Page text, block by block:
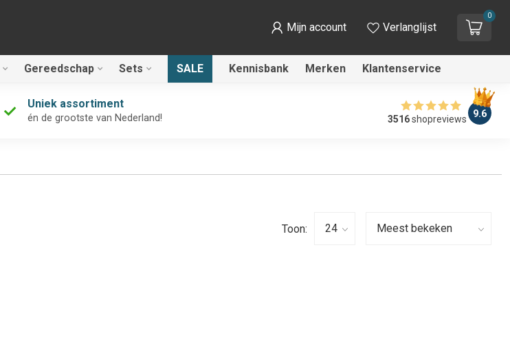
Mijn account Verlanglijst
0
Gereedschap Sets SALE Kennisbank Merken Klantenservice
Uniek assortiment
én de grootste van Nederland! 3516shopreviews 9.6
Toon: